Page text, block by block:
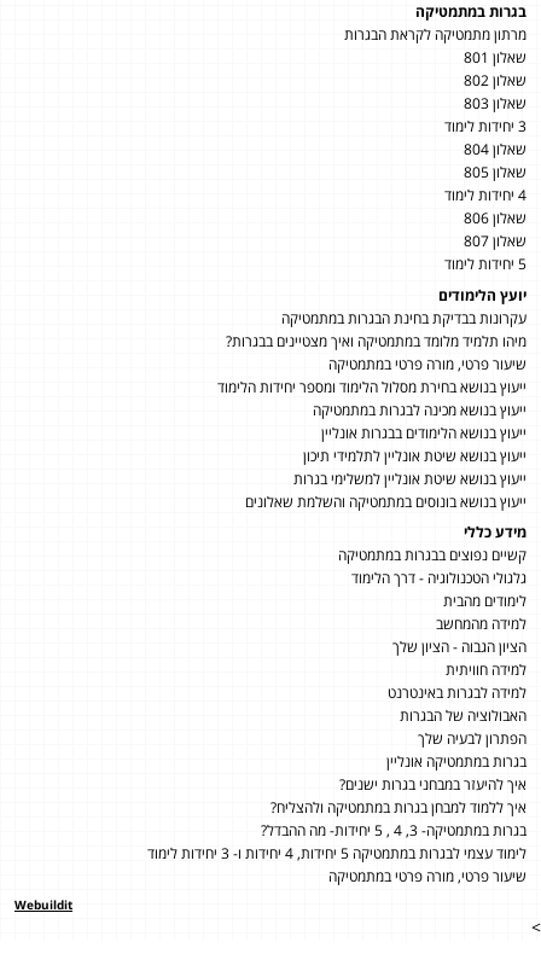
בגרות במתמטיקה
מרתון מתמטיקה לקראת הבגרות
שאלון 801
שאלון 802
שאלון 803
3 יחידות לימוד
שאלון 804
שאלון 805
4 יחידות לימוד
שאלון 806
שאלון 807
5 יחידות לימוד
יועץ הלימודים
עקרונות בבדיקת בחינת הבגרות במתמטיקה
מיהו תלמיד מלומד במתמטיקה ואיך מצטיינים בבגרות?
שיעור פרטי, מורה פרטי במתמטיקה
ייעוץ בנושא בחירת מסלול הלימוד ומספר יחידות הלימוד
ייעוץ בנושא מכינה לבגרות במתמטיקה
ייעוץ בנושא הלימודים בבגרות אונליין
ייעוץ בנושא שיטת אונליין לתלמידי תיכון
ייעוץ בנושא שיטת אונליין למשלימי בגרות
ייעוץ בנושא בונוסים במתמטיקה והשלמת שאלונים
מידע כללי
קשיים נפוצים בבגרות במתמטיקה
גלגולי הטכנולוגיה - דרך הלימוד
לימודים מהבית
למידה מהמחשב
הציון הגבוה - הציון שלך
למידה חוויתית
למידה לבגרות באינטרנט
האבולוציה של הבגרות
הפתרון לבעיה שלך
בגרות במתמטיקה אונליין
איך להיעזר במבחני בגרות ישנים?
איך ללמוד למבחן בגרות במתמטיקה ולהצליח?
בגרות במתמטיקה- 3, 4 , 5 יחידות- מה ההבדל?
לימוד עצמי לבגרות במתמטיקה 5 יחידות, 4 יחידות ו- 3 יחידות לימוד
שיעור פרטי, מורה פרטי במתמטיקה
Webuildit
>